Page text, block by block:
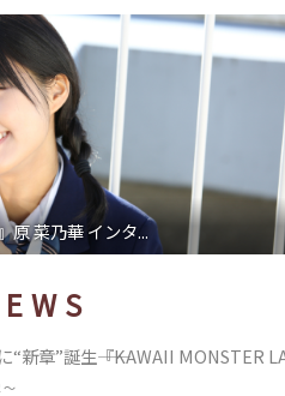
原 菜乃華 インタ...
“新章”誕生――『KAWAII